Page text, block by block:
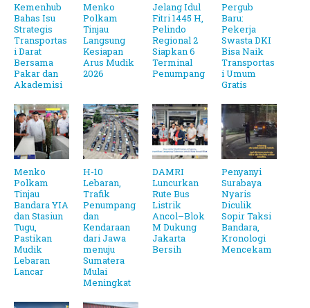
Kemenhub
Bahas Isu
Strategis
Transportas
i Darat
Bersama
Pakar dan
Akademisi
Menko
Polkam
Tinjau
Langsung
Kesiapan
Arus Mudik
2026
Jelang Idul
Fitri 1445 H,
Pelindo
Regional 2
Siapkan 6
Terminal
Penumpang
Pergub
Baru:
Pekerja
Swasta DKI
Bisa Naik
Transportas
i Umum
Gratis
Menko
Polkam
Tinjau
Bandara YIA
dan Stasiun
Tugu,
Pastikan
Mudik
Lebaran
Lancar
H-10
Lebaran,
Trafik
Penumpang
dan
Kendaraan
dari Jawa
menuju
Sumatera
Mulai
Meningkat
DAMRI
Luncurkan
Rute Bus
Listrik
Ancol–Blok
M Dukung
Jakarta
Bersih
Penyanyi
Surabaya
Nyaris
Diculik
Sopir Taksi
Bandara,
Kronologi
Mencekam